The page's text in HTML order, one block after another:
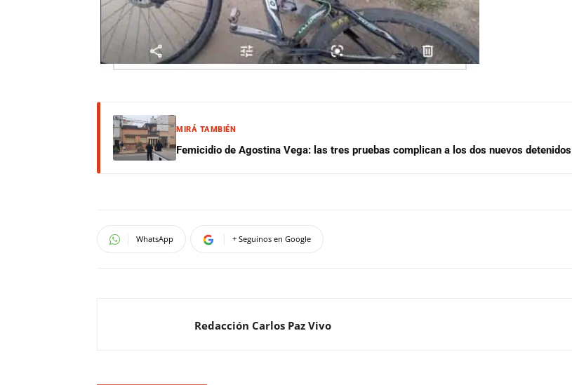
MIRÁ TAMBIÉN
Femicidio de Agostina Vega: las tres pruebas complican a los dos nuevos detenidos
WhatsApp + Seguinos en Google
Redacción Carlos Paz Vivo